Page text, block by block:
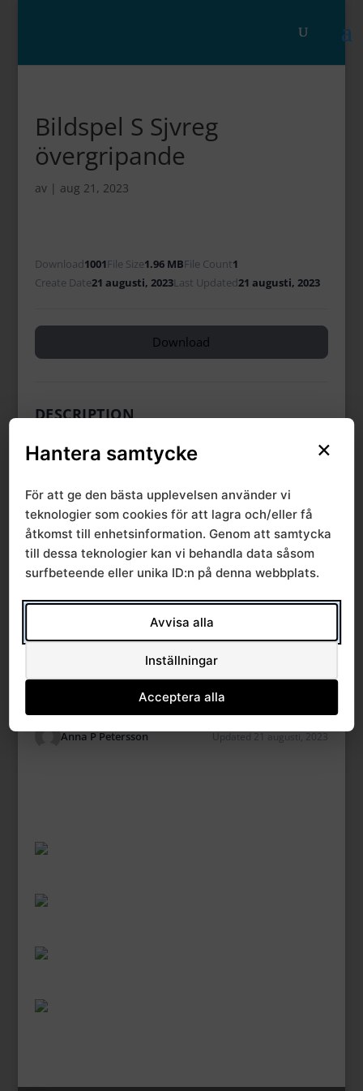
Bildspel S Sjvreg
övergripande
av | aug 21, 2023
Download1001File Size1.96 MBFile Count1
Create Date21 augusti, 2023Last Updated21 augusti, 2023
Download
DESCRIPTION
CATEGORIES & TAGS
SRVN
SIMILAR DOWNLOADS
Anna P Petersson Updated 21 augusti, 2023
×
Hantera samtycke
För att ge den bästa upplevelsen använder vi
teknologier som cookies för att lagra och/eller få
åtkomst till enhetsinformation. Genom att samtycka
till dessa teknologier kan vi behandla data såsom
surfbeteende eller unika ID:n på denna webbplats.
Avvisa alla
Inställningar
Acceptera alla